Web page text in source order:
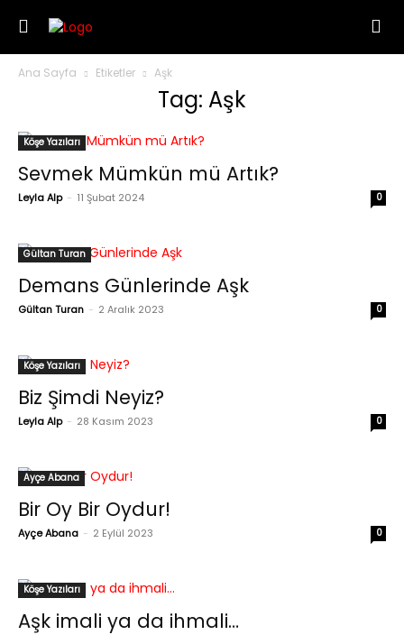
Ana Sayfa Etiketler Aşk
Tag: Aşk
Köşe Yazıları
Sevmek Mümkün mü Artık?
Leyla Alp - 11 Şubat 2024 0
Gültan Turan
Demans Günlerinde Aşk
Gültan Turan - 2 Aralık 2023 0
Köşe Yazıları
Biz Şimdi Neyiz?
Leyla Alp - 28 Kasım 2023 0
Ayçe Abana
Bir Oy Bir Oydur!
Ayçe Abana - 2 Eylül 2023 0
Köşe Yazıları
Aşk imali ya da ihmali…